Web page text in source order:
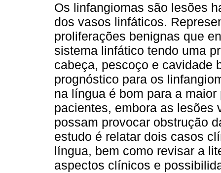
Os linfangiomas são lesões
dos vasos linfáticos.
proliferações benignas que
sistema linfático tendo uma
cabeça, pescoço e cavidade
prognóstico para os
na língua é bom para a maior
pacientes, embora as lesões
possam provocar obstrução
estudo é relatar dois casos
língua, bem como revisar a
aspectos clínicos e